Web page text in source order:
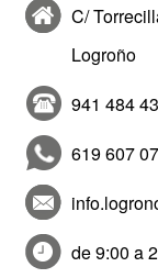
C/
Logroño
941 484
619 607
de 9:00 a